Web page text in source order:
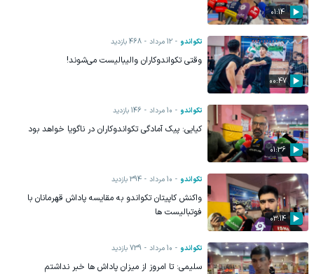
01:14
00:47
تکواندو 12 مرداد 468بازدید
وقتی تکواندوکاران والیبالیست می‌شوند!
01:36
تکواندو 10 مرداد 146بازدید
کیایی: پیک آمادگی تکواندوکاران‌ در ناگویا خواهد بود
03:14
تکواندو 10 مرداد 394بازدید
واکنش کاپیتان تکواندو به مقایسه پاداش قهرمانان با
فوتبالیست ها
تکواندو 10 مرداد 739بازدید
سلیمی: تا امروز از میزان‌ پاداش ها خبر نداشتم